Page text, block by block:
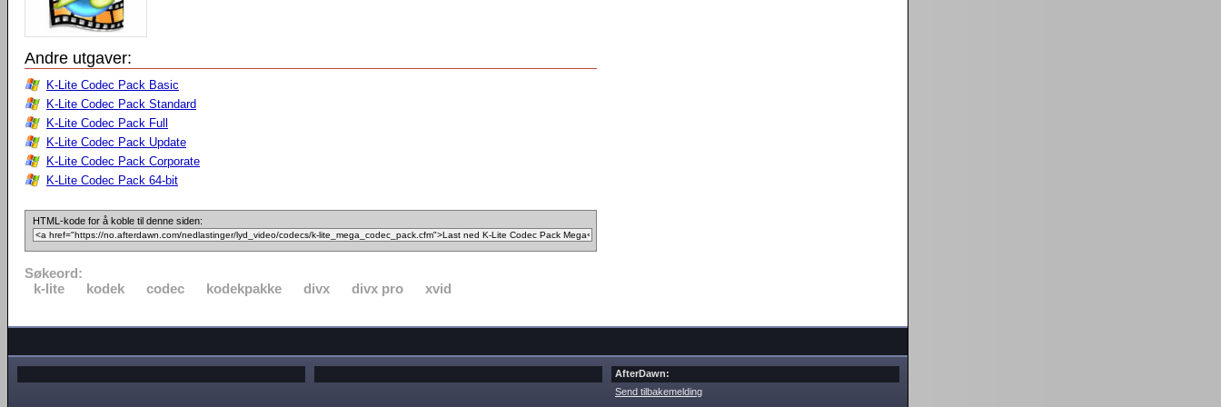
Andre utgaver:
K-Lite Codec Pack Basic
K-Lite Codec Pack Standard
K-Lite Codec Pack Full
K-Lite Codec Pack Update
K-Lite Codec Pack Corporate
K-Lite Codec Pack 64-bit
HTML-kode for å koble til denne siden:
Søkeord:
k-lite
kodek codec kodekpakke divx divx pro xvid
AfterDawn:
Send tilbakemelding